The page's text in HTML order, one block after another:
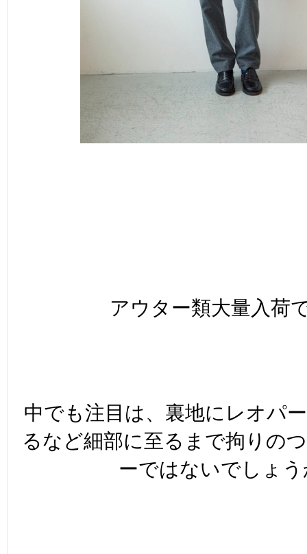
アウター類大量入荷
中でも注目は、裏地にレオパ
るなど細部に至るまで拘りの
ーではないでしょ